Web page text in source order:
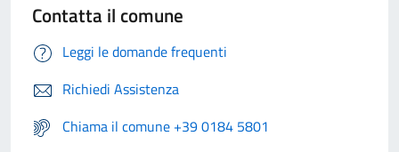
Contatta il comune
Leggi le domande frequenti
Richiedi Assistenza
Chiama il comune +39 0184 5801